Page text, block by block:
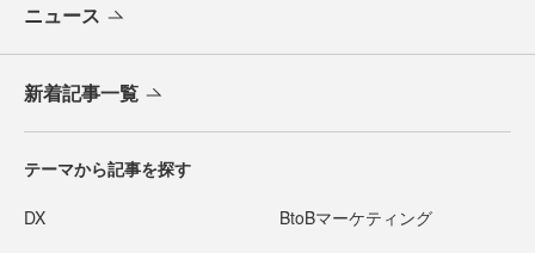
ニュース
新着記事一覧
テーマから記事を探す
DX BtoBマーケティング